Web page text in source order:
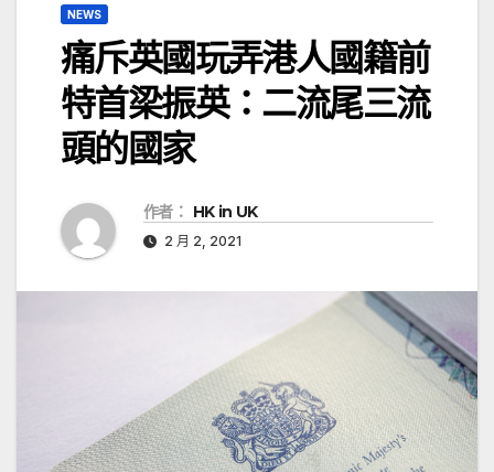
NEWS
痛斥英國玩弄港人國籍前
特首梁振英：二流尾三流
頭的國家
作者： HK in UK
2 月 2, 2021